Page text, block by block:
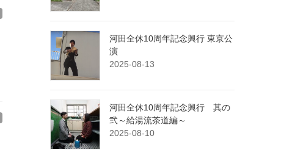
河田全休10周年記念興行 東京公
演
2025-08-13
河田全休10周年記念興行 其の
弐～給湯流茶道編～
2025-08-10